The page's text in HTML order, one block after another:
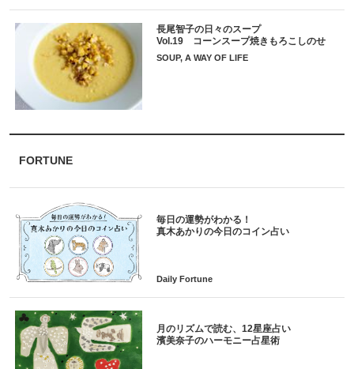
長尾智子の日々のスープ
Vol.19 コーンスープ焼きもろこしのせ
SOUP, A WAY OF LIFE
FORTUNE
毎日の運勢がわかる！
月のリズムで読む、12星座占い